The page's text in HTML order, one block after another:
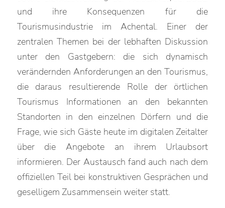
und ihre Konsequenzen für die
Tourismusindustrie im Achental. Einer der
zentralen Themen bei der lebhaften Diskussion
unter den Gastgebern: die sich dynamisch
verändernden Anforderungen an den Tourismus,
die daraus resultierende Rolle der örtlichen
Tourismus Informationen an den bekannten
Standorten in den einzelnen Dörfern und die
Frage, wie sich Gäste heute im digitalen Zeitalter
über die Angebote an ihrem Urlaubsort
informieren. Der Austausch fand auch nach dem
offiziellen Teil bei konstruktiven Gesprächen und
geselligem Zusammensein weiter statt.